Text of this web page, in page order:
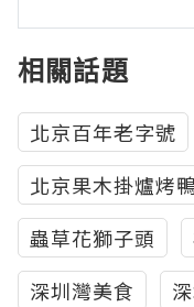
相關話題
北京百年老字號
北京果木掛爐烤
蟲草花獅子頭
深圳灣美食